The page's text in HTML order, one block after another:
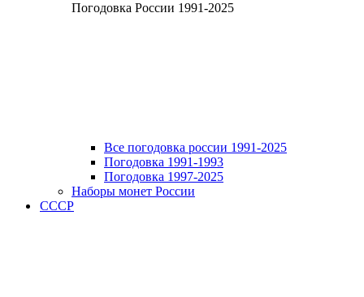
Погодовка России 1991-2025
Все погодовка россии 1991-2025
Погодовка 1991-1993
Погодовка 1997-2025
Наборы монет России
СССР